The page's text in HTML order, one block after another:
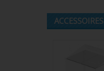
ACCESSOIRES